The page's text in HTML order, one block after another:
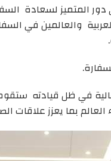
المتميز لسعادة
والعالمين في
في ظل قيادته ستقوم
العالم بما يعزز علاقات